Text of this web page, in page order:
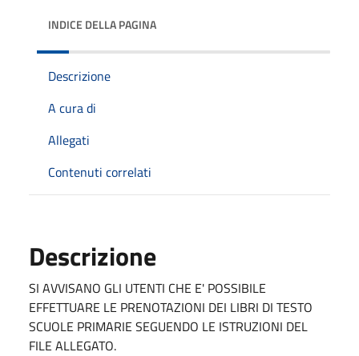
INDICE DELLA PAGINA
Descrizione
A cura di
Allegati
Contenuti correlati
Descrizione
SI AVVISANO GLI UTENTI CHE E' POSSIBILE
EFFETTUARE LE PRENOTAZIONI DEI LIBRI DI TESTO
SCUOLE PRIMARIE SEGUENDO LE ISTRUZIONI DEL
FILE ALLEGATO.